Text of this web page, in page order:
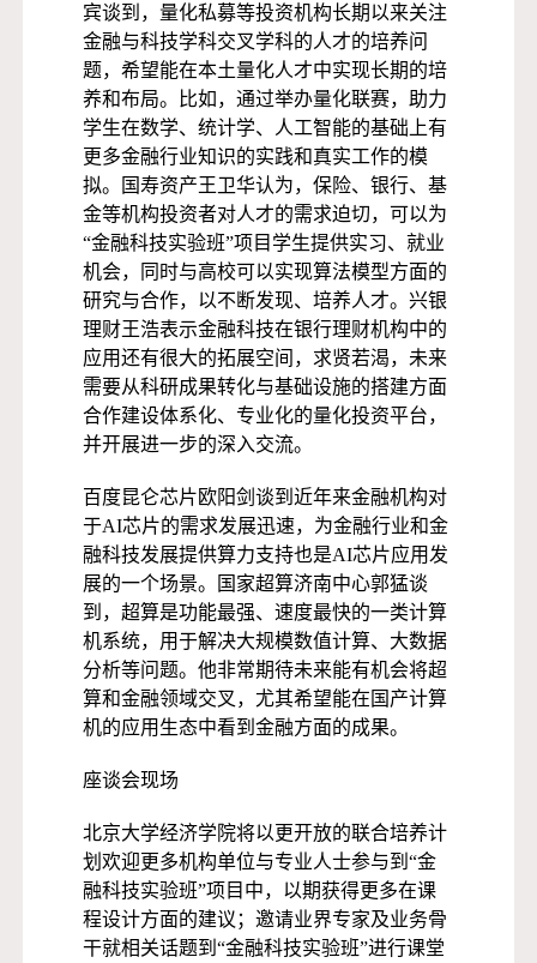
宾谈到，量化私募等投资机构长期以来关注
金融与科技学科交叉学科的人才的培养问
题，希望能在本土量化人才中实现长期的培
养和布局。比如，通过举办量化联赛，助力
学生在数学、统计学、人工智能的基础上有
更多金融行业知识的实践和真实工作的模
拟。国寿资产王卫华认为，保险、银行、基
金等机构投资者对人才的需求迫切，可以为
“金融科技实验班”项目学生提供实习、就业
机会，同时与高校可以实现算法模型方面的
研究与合作，以不断发现、培养人才。兴银
理财王浩表示金融科技在银行理财机构中的
应用还有很大的拓展空间，求贤若渴，未来
需要从科研成果转化与基础设施的搭建方面
合作建设体系化、专业化的量化投资平台，
并开展进一步的深入交流。
百度昆仑芯片欧阳剑谈到近年来金融机构对
于AI芯片的需求发展迅速，为金融行业和金
融科技发展提供算力支持也是AI芯片应用发
展的一个场景。国家超算济南中心郭猛谈
到，超算是功能最强、速度最快的一类计算
机系统，用于解决大规模数值计算、大数据
分析等问题。他非常期待未来能有机会将超
算和金融领域交叉，尤其希望能在国产计算
机的应用生态中看到金融方面的成果。
座谈会现场
北京大学经济学院将以更开放的联合培养计
划欢迎更多机构单位与专业人士参与到“金
融科技实验班”项目中，以期获得更多在课
程设计方面的建议；邀请业界专家及业务骨
干就相关话题到“金融科技实验班”进行课堂